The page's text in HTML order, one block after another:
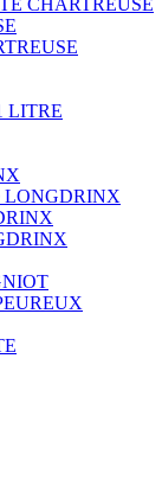
LITRE
LONGDRINX